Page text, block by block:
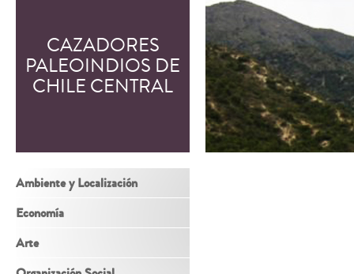
CAZADORES
PALEOINDIOS DE
CHILE CENTRAL
Ambiente y Localización
Economía
Arte